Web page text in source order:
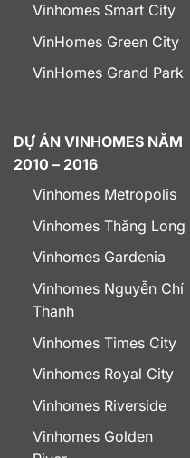
Vinhomes Smart City
VinHomes Green City
VinHomes Grand Park
DỰ ÁN VINHOMES NĂM
2010 – 2016
Vinhomes Metropolis
Vinhomes Thăng Long
Vinhomes Gardenia
Vinhomes Nguyễn Chí
Thanh
Vinhomes Times City
Vinhomes Royal City
Vinhomes Riverside
Vinhomes Golden